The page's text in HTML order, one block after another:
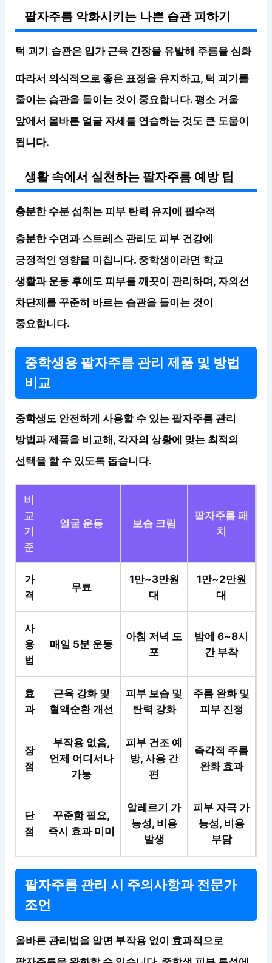
팔자주름 악화시키는 나쁜 습관 피하기
턱 괴기 습관은 입가 근육 긴장을 유발해 주름을 심화
따라서 의식적으로 좋은 표정을 유지하고, 턱 괴기를
줄이는 습관을 들이는 것이 중요합니다. 평소 거울
앞에서 올바른 얼굴 자세를 연습하는 것도 큰 도움이
됩니다.
생활 속에서 실천하는 팔자주름 예방 팁
충분한 수분 섭취는 피부 탄력 유지에 필수적
충분한 수면과 스트레스 관리도 피부 건강에
긍정적인 영향을 미칩니다. 중학생이라면 학교
생활과 운동 후에도 피부를 깨끗이 관리하며, 자외선
차단제를 꾸준히 바르는 습관을 들이는 것이
중요합니다.
중학생용 팔자주름 관리 제품 및 방법
비교
중학생도 안전하게 사용할 수 있는 팔자주름 관리
방법과 제품을 비교해, 각자의 상황에 맞는 최적의
선택을 할 수 있도록 돕습니다.
비
교
기
준
얼굴 운동 보습 크림
팔자주름 패
치
가
격
무료
1만~3만원
대
1만~2만원
대
사
용
법
매일 5분 운동
아침 저녁 도
포
밤에 6~8시
간 부착
효
과
근육 강화 및
혈액순환 개선
피부 보습 및
탄력 강화
주름 완화 및
피부 진정
장
점
부작용 없음,
언제 어디서나
가능
피부 건조 예
방, 사용 간
편
즉각적 주름
완화 효과
단
점
꾸준함 필요,
즉시 효과 미미
알레르기 가
능성, 비용
발생
피부 자극 가
능성, 비용
부담
팔자주름 관리 시 주의사항과 전문가
조언
올바른 관리법을 알면 부작용 없이 효과적으로